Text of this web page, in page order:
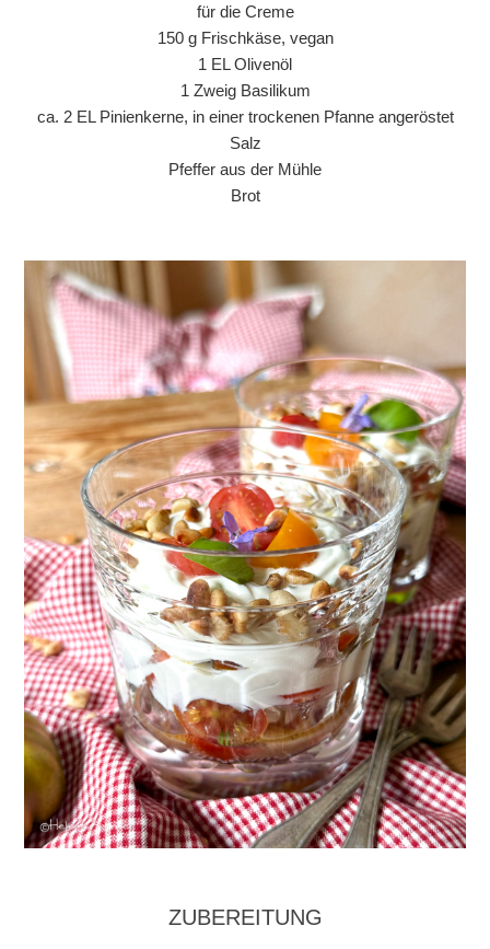
für die Creme
150 g Frischkäse, vegan
1 EL Olivenöl
1 Zweig Basilikum
ca. 2 EL Pinienkerne, in einer trockenen Pfanne angeröstet
Salz
Pfeffer aus der Mühle
Brot
ZUBEREITUNG